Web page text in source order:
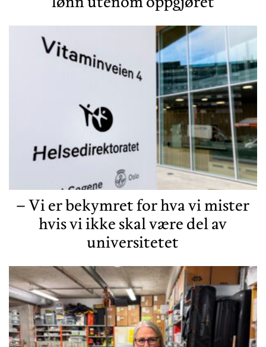
– Vi er bekymret for hva vi mister
hvis vi ikke skal være del av
universitetet